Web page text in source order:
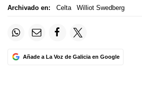
Archivado en: Celta Williot Swedberg
Añade a La Voz de Galicia en Google